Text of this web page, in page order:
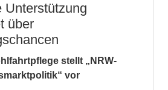
Unterstützung
über
stellt „NRW-
vor